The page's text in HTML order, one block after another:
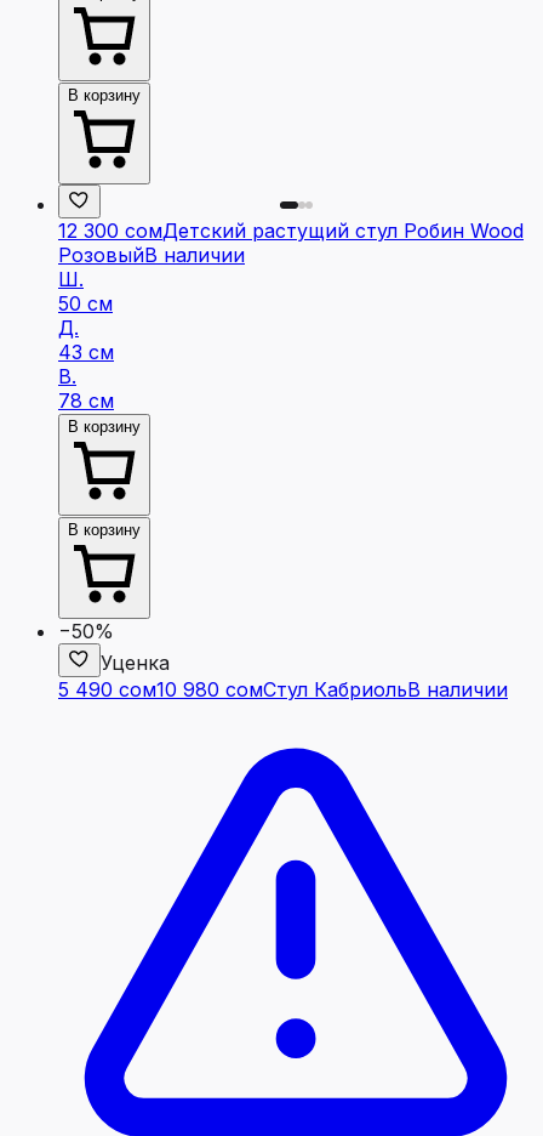
В корзину
12 300 сомДетский растущий стул Робин Wood
РозовыйВ наличии
Ш.
50 см
Д.
43 см
В.
78 см
В корзину
В корзину
−50%
Уценка
5 490 сом10 980 сомСтул КабриольВ наличии